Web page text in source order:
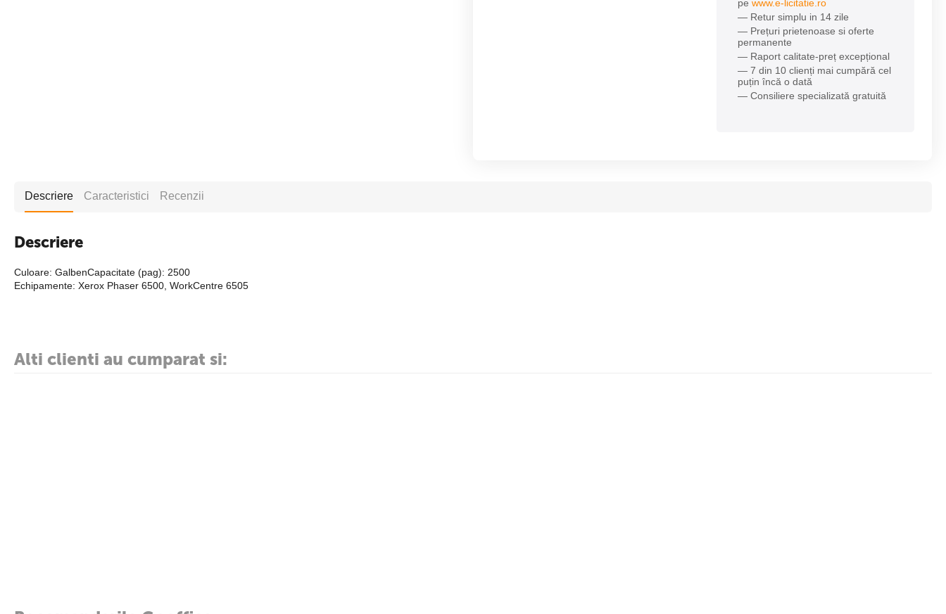
pe www.e-licitatie.ro
— Retur simplu in 14 zile
— Prețuri prietenoase si oferte
permanente
— Raport calitate-preț excepțional
— 7 din 10 clienți mai cumpără cel
puțin încă o dată
— Consiliere specializată gratuită
Descriere Caracteristici Recenzii
Descriere
Culoare: GalbenCapacitate (pag): 2500
Echipamente: Xerox Phaser 6500, WorkCentre 6505
Alti clienti au cumparat si: